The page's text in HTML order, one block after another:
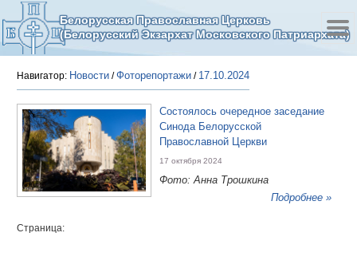
Белорусская Православная Церковь
(Белорусский Экзархат Московского Патриархата)
Навигатор: Новости /Фоторепортажи / 17.10.2024
Состоялось очередное заседание
Синода Белорусской
Православной Церкви
17 октября 2024
Фото: Анна Трошкина
Подробнее »
Страница: